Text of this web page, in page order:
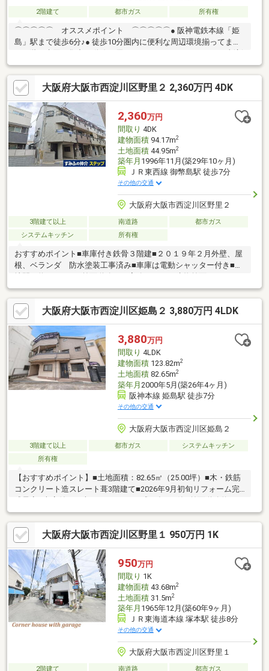
2階建て 都市ガス 所有権
⌒⌒⌒⌒⌒ オススメポイント ⌒⌒⌒⌒⌒● 阪神電鉄本線「姫
島」駅まで徒歩6分♪● 徒歩10分圏内に便利な周辺環境揃ってます
♪● 1階に水回り集中！動線に優れてます♪● スタイリッシュで斬新
な内装です♪● すぐ横になれる和室はホッと一息つける空間♪● コ
ンビニまで徒歩5分！急な買い出しも便利♪＼☆ 空き家につき、い
つでも内覧可能 ☆／⌒⌒⌒⌒⌒⌒⌒ 周辺環境
⌒⌒⌒⌒⌒⌒⌒● 阪急オアシス姫島店：徒歩8分● ローソン姫島五
丁目店：徒歩4分● サンドラッグ姫島店：徒歩6分● 大阪姫島郵便
局：徒歩4分物件詳細などお気軽にご相談下さい♪
大阪府大阪市西淀川区野里２ 2,360万円 4DK
2,360万円
間取り 4DK
建物面積94.17m2
土地面積44.95m2
築年月 1996年11月(築29年10ヶ月)
ＪＲ東西線 御幣島駅 徒歩7分
その他の交通
大阪府大阪市西淀川区野里２
3階建て以上 南道路
都市ガス
システムキッチン
所有権
おすすめポイント■車庫付き鉄骨３階建■２０１９年２月外壁、屋
根、ベランダ 防水塗装工事済み■車庫は電動シャッター付き■土
のある空間があります。■屋根裏収納庫約１２㎡有り■JR東西線
「御幣島」駅まで徒歩７分■阪神電鉄本線「姫島」駅まで徒歩９
分■コンビニまで徒歩１分（ファミリーマート西淀川野里店）
大阪府大阪市西淀川区姫島２ 3,880万円 4LDK
3,880万円
間取り 4LDK
建物面積123.82m2
土地面積82.65m2
築年月 2000年5月(築26年4ヶ月)
阪神本線 姫島駅 徒歩7分
その他の交通
大阪府大阪市西淀川区姫島２
3階建て以上 都市ガス
システムキッチン
所有権
【おすすめポイント】■土地面積：82.65㎡（25.00坪）■木・鉄筋
コンクリート造スレート葺3階建て■2026年9月初旬リフォーム完
成予定■車庫付き（車種による）■平成12年5月築■前面道路約7メ
ートル【リフォーム内容】■ キッチン：新調 ■ユニットバス：新
調 ■洗濯水栓：新調 ■洗面化粧台：新調 ■トイレ：新調 ■給
湯器：新調 ■クロス：全面貼り替え（新調） ■ポスト：新調
■モニターフォン：新調 ■クッションフロア/フロアタイル：貼
り替え（トイレ、洗面、階段）【アクセス】■阪神電鉄本線「姫
島」駅 徒歩7分■ＪＲ東西線「御幣島」駅 徒歩18分
大阪府大阪市西淀川区野里１ 950万円 1K
950万円
間取り 1K
建物面積43.68m2
土地面積31.5m2
築年月 1965年12月(築60年9ヶ月)
ＪＲ東海道本線 塚本駅 徒歩8分
その他の交通
大阪府大阪市西淀川区野里１
2階建て 南道路 都市ガス